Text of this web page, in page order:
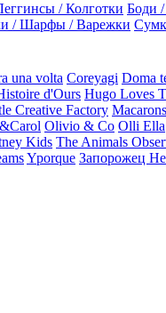
/ Колготки Боди
/ Шарфы / Варежки
una volta Coreyagi Doma
d'Ours Hugo Loves
Creative Factory Macarons
Olivio & Co Olli Ella
Kids The Animals
Yporque Запорожец